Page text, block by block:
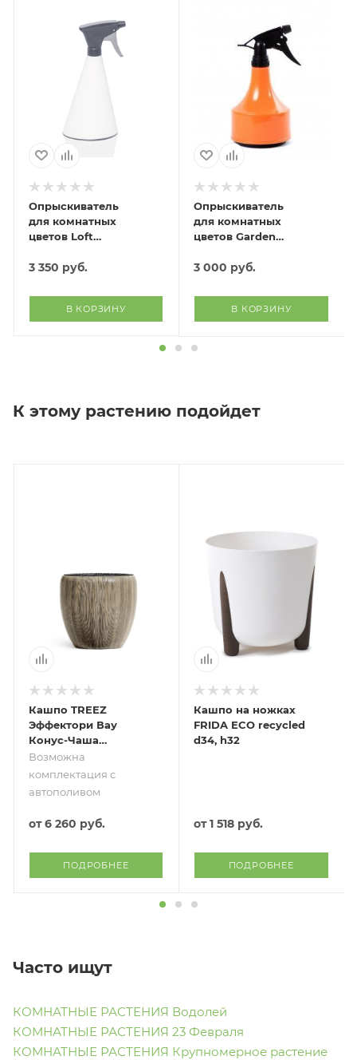
Опрыскиватель
для комнатных
цветов Loft
3 350 руб.
В КОРЗИНУ
Опрыскиватель
для комнатных
цветов Garden
3 000 руб.
В КОРЗИНУ
К этому растению подойдет
Кашпо TREEZ
Эффектори Вау
Конус-Чаша
Капучино
Возможна
комплектация с
автополивом
от6 260 руб.
ПОДРОБНЕЕ
Кашпо на ножках
FRIDA ECO recycled
d34, h32
от1 518 руб.
ПОДРОБНЕЕ
Часто ищут
КОМНАТНЫЕ РАСТЕНИЯ Водолей
КОМНАТНЫЕ РАСТЕНИЯ 23 Февраля
КОМНАТНЫЕ РАСТЕНИЯ Крупномерное растение